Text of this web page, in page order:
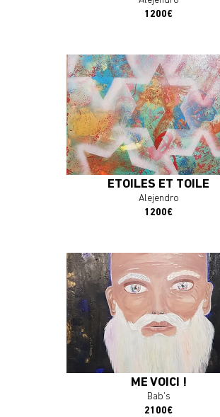
1200€
ETOILES ET TOILE
Alejendro
1200€
ME VOICI !
Bab's
2100€
En savoir plus
J'ACHÈTE L'OEUVRE
En savoir plus
J'ACHÈTE L'OEUVRE